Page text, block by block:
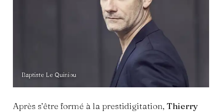
Baptiste Le Quiniou
Après s’être formé à la prestidigitation,Thierry